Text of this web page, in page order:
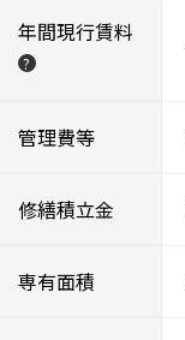
年間現行賃料
?
管理費等
修繕積立金
専有面積